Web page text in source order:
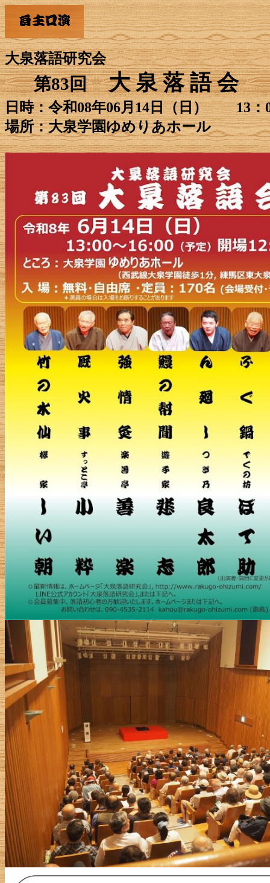
大泉落語研究会
第83回大 泉 落 語 会
日時：令和08年06月14日（日） 13：
場所：大泉学園ゆめりあホール